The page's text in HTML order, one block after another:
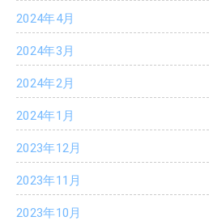
2024年4月
2024年3月
2024年2月
2024年1月
2023年12月
2023年11月
2023年10月